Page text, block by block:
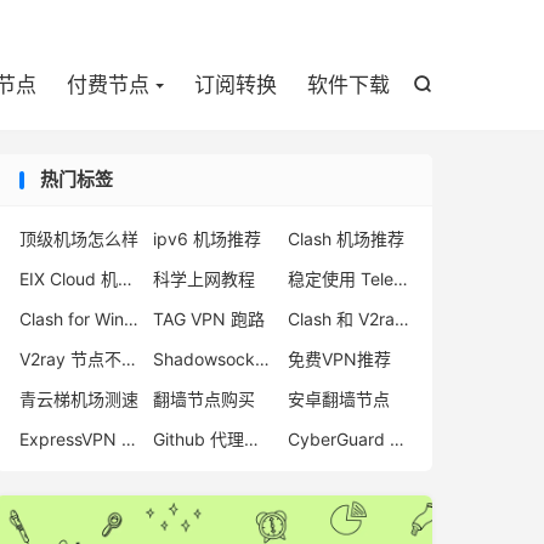

点 付费节点 订阅转换 软件下载
热门标签
顶级机场怎么样 ipv6 机场推荐
Clash 机场推荐
EIX Cloud 机场评测
科学上网教程
稳定使用 Telegram 方法
Clash for Windows 下载
TAG VPN 跑路
Clash 和 V2ray 耗电
V2ray 节点不可用
Shadowsocks-2022
免费VPN推荐
青云梯机场测速
翻墙节点购买
安卓翻墙节点
ExpressVPN 不能用
Github 代理网站 CyberGuard 机场